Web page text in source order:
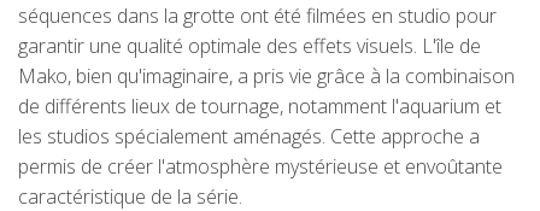
séquences dans la grotte ont été filmées en studio pour
garantir une qualité optimale des effets visuels. L'île de
Mako, bien qu'imaginaire, a pris vie grâce à la combinaison
de différents lieux de tournage, notamment l'aquarium et
les studios spécialement aménagés. Cette approche a
permis de créer l'atmosphère mystérieuse et envoûtante
caractéristique de la série.